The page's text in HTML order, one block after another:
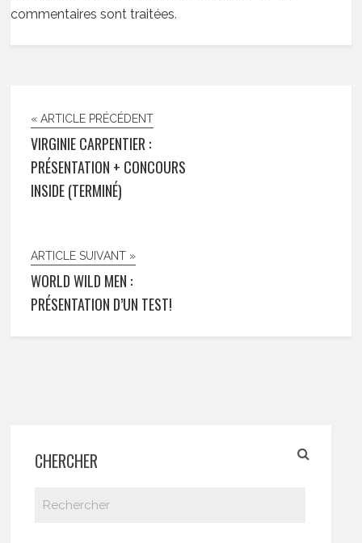
commentaires sont traitées.
« ARTICLE PRÉCÉDENT
VIRGINIE CARPENTIER :
PRÉSENTATION + CONCOURS
INSIDE (TERMINÉ)
ARTICLE SUIVANT »
WORLD WILD MEN :
PRÉSENTATION D’UN TEST!
CHERCHER